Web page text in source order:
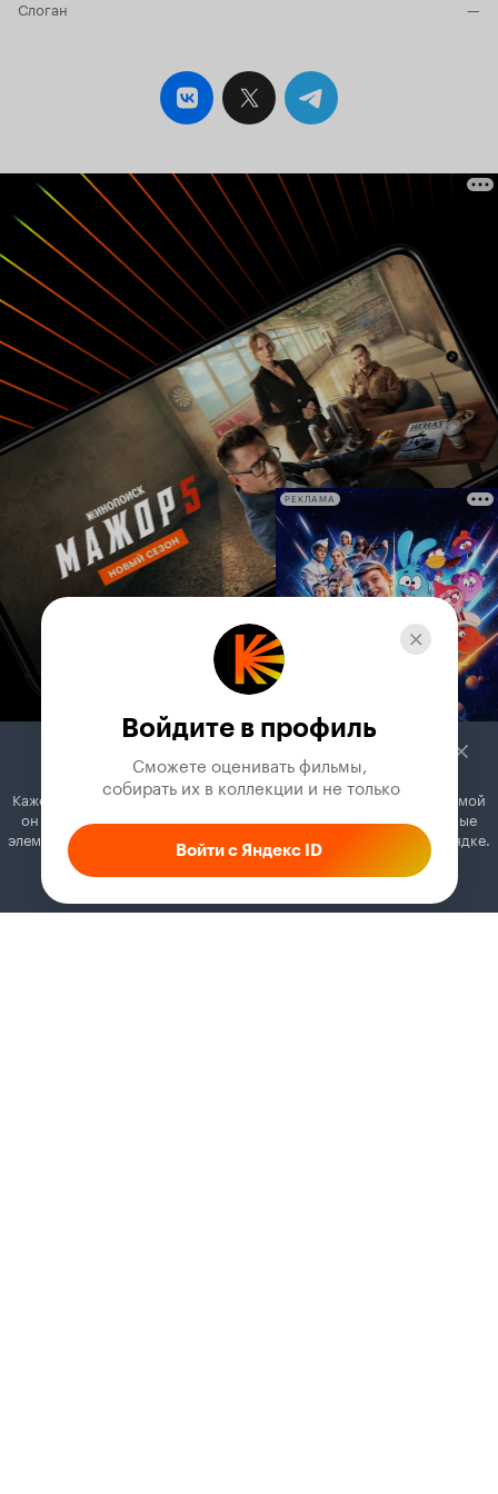
Слоган —
РЕКЛАМА
Войдите в профиль
Сможете оценивать фильмы,
собирать их в коллекции и не только
Войти с Яндекс ID
Кажется, вы используете блокировщик рекламы. Вместе с рекламой
он может отключать постеры, папки с фильмами и другие важные
элементы. Добавьте Кинопоиск в исключения, и всё будет в порядке.
Как это сделать